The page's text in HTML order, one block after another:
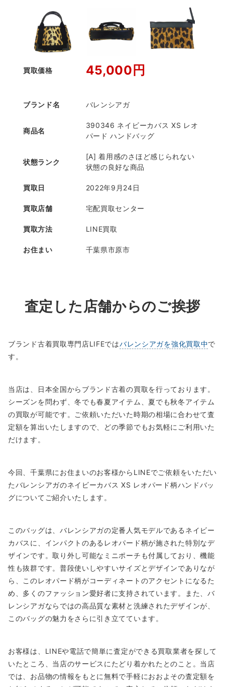
買取価格 45,000円
ブランド名 バレンシアガ
商品名
390346 ネイビーカバス XS レオ
パード ハンドバッグ
状態ランク
[A] 着用感のさほど感じられない
状態の良好な商品
買取日 2022年9月24日
買取店舗 宅配買取センター
買取方法 LINE買取
お住まい 千葉県市原市
査定した店舗からのご挨拶
ブランド古着買取専門店LIFEではバレンシアガを強化買取中で
す。
当店は、日本全国からブランド古着の買取を行っております。
シーズンを問わず、冬でも春夏アイテム、夏でも秋冬アイテム
の買取が可能です。ご依頼いただいた時期の相場に合わせて査
定額を算出いたしますので、どの季節でもお気軽にご利用いた
だけます。
今回、千葉県にお住まいのお客様からLINEでご依頼をいただい
たバレンシアガのネイビーカバス XS レオパード柄ハンドバッ
グについてご紹介いたします。
このバッグは、バレンシアガの定番人気モデルであるネイビー
カバスに、インパクトのあるレオパード柄が施された特別なデ
ザインです。取り外し可能なミニポーチも付属しており、機能
性も抜群です。普段使いしやすいサイズとデザインでありなが
ら、このレオパード柄がコーディネートのアクセントになるた
め、多くのファッション愛好者に支持されています。また、バ
レンシアガならではの高品質な素材と洗練されたデザインが、
このバッグの魅力をさらに引き立てています。
お客様は、LINEや電話で簡単に査定ができる買取業者を探して
いたところ、当店のサービスにたどり着かれたとのこと。当店
では、お品物の情報をもとに無料で手軽におおよその査定額を